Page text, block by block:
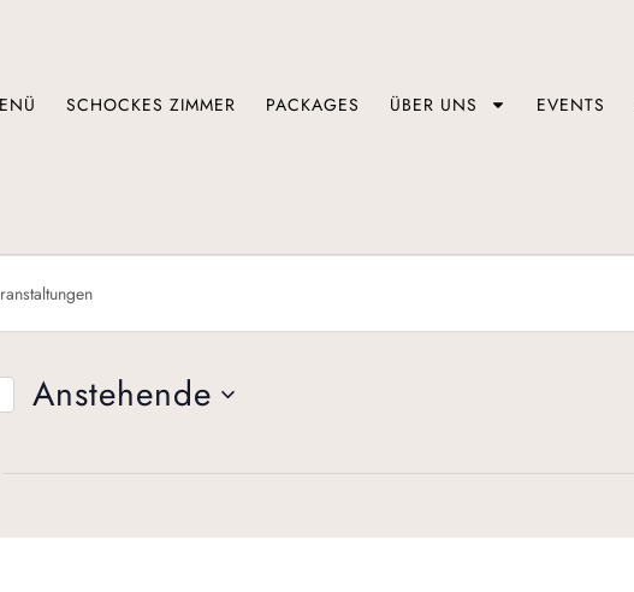
SCHOCKES ZIMMER PACKAGES ÜBER UNS EVENTS
Anstehende